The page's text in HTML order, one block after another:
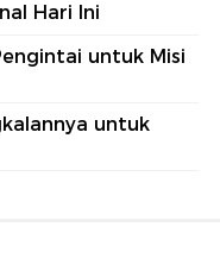
Hari Ini
untuk Misi
untuk